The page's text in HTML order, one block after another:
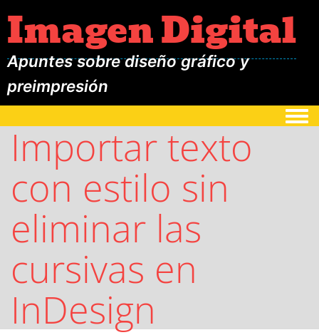
Imagen Digital
Apuntes sobre diseño gráfico y
preimpresión
Importar texto
con estilo sin
eliminar las
cursivas en
InDesign